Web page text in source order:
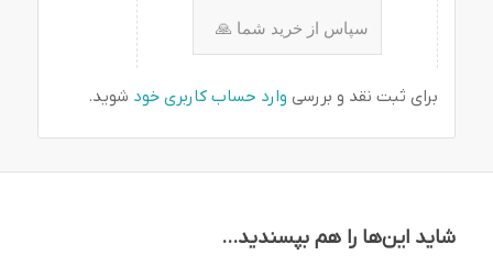
سپاس از خرید شما 🙏
برای ثبت نقد و بررسی وارد حساب کاربری خود شوید.
شاید این‌ها را هم بپسندید…